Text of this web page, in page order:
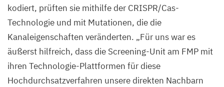
kodiert, prüften sie mithilfe der CRISPR/Cas-
Technologie und mit Mutationen, die die
Kanaleigenschaften veränderten. „Für uns war es
äußerst hilfreich, dass die Screening-Unit am FMP mit
ihren Technologie-Plattformen für diese
Hochdurchsatzverfahren unsere direkten Nachbarn